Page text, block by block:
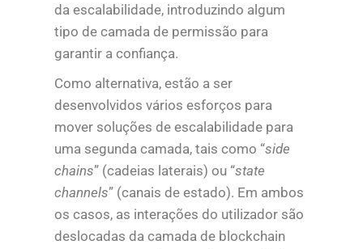
da escalabilidade, introduzindo algum
tipo de camada de permissão para
garantir a confiança.
Como alternativa, estão a ser
desenvolvidos vários esforços para
mover soluções de escalabilidade para
uma segunda camada, tais como “side
chains” (cadeias laterais) ou “state
channels” (canais de estado). Em ambos
os casos, as interações do utilizador são
deslocadas da camada de blockchain